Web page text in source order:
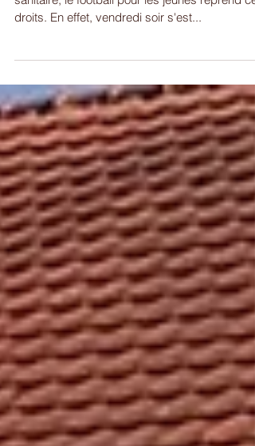
chez les plus petits a sonné
sanitaire, le football pour les jeunes reprend
droits. En effet, vendredi soir s'est...